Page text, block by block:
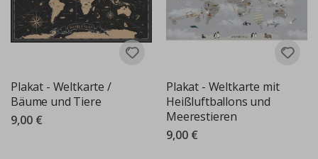
Plakat - Weltkarte /
Bäume und Tiere
9,00 €
Plakat - Weltkarte mit
Heißluftballons und
Meerestieren
9,00 €